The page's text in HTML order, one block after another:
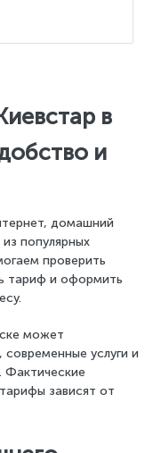
в
и
домашний
популярных
проверить
тариф и оформить
может
услуги и
Фактические
зависят от